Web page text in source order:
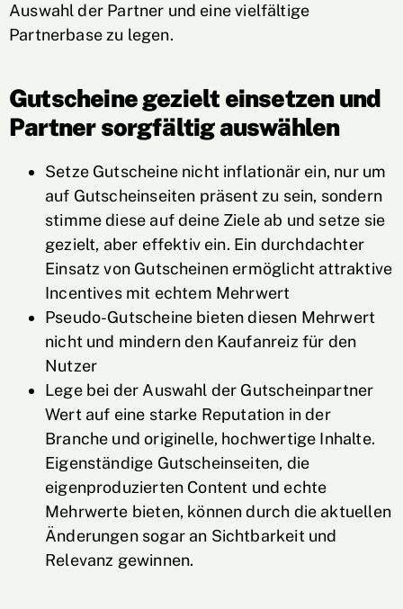
Auswahl der Partner und eine vielfältige
Partnerbase zu legen.
Gutscheine gezielt einsetzen und
Partner sorgfältig auswählen
Setze Gutscheine nicht inflationär ein, nur um
auf Gutscheinseiten präsent zu sein, sondern
stimme diese auf deine Ziele ab und setze sie
gezielt, aber effektiv ein. Ein durchdachter
Einsatz von Gutscheinen ermöglicht attraktive
Incentives mit echtem Mehrwert
Pseudo-Gutscheine bieten diesen Mehrwert
nicht und mindern den Kaufanreiz für den
Nutzer
Lege bei der Auswahl der Gutscheinpartner
Wert auf eine starke Reputation in der
Branche und originelle, hochwertige Inhalte.
Eigenständige Gutscheinseiten, die
eigenproduzierten Content und echte
Mehrwerte bieten, können durch die aktuellen
Änderungen sogar an Sichtbarkeit und
Relevanz gewinnen.